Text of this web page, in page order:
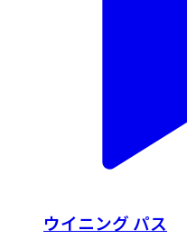
ウイニング パス